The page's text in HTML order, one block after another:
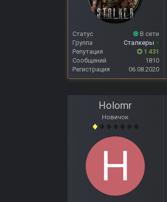
Статус
В сети
Группа
Сталкеры +
Репутация
1 431
Сообщений
1810
Регистрация
06.08.2020
Holomr
Новичок